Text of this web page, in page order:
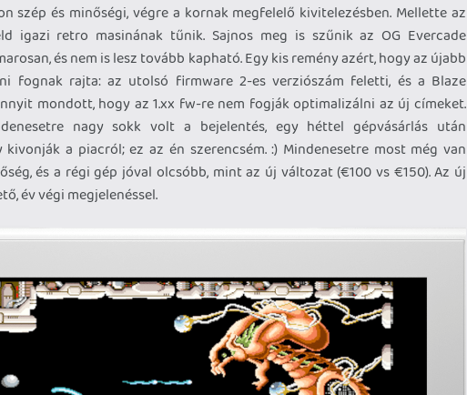
szép és minőségi, végre a kornak megfelelő kivitelezésben. Mellette az
igazi retro masinának tűnik. Sajnos meg is szűnik az OG Evercade
és nem is lesz tovább kapható. Egy kis remény azért, hogy az újabb
fognak rajta: az utolsó firmware 2-es verziószám feletti, és a Blaze
mondott, hogy az 1.xx fw-re nem fogják optimalizálni az új címeket.
nagy sokk volt a bejelentés, egy héttel gépvásárlás után
kivonják a piacról; ez az én szerencsém. :) Mindenesetre most még van
és a régi gép jóval olcsóbb, mint az új változat (€100 vs €150). Az új
év végi megjelenéssel.